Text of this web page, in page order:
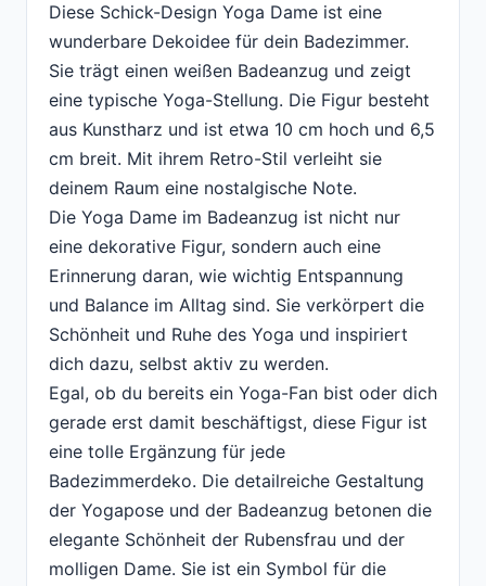
Diese Schick-Design Yoga Dame ist eine
wunderbare Dekoidee für dein Badezimmer.
Sie trägt einen weißen Badeanzug und zeigt
eine typische Yoga-Stellung. Die Figur besteht
aus Kunstharz und ist etwa 10 cm hoch und 6,5
cm breit. Mit ihrem Retro-Stil verleiht sie
deinem Raum eine nostalgische Note.
Die Yoga Dame im Badeanzug ist nicht nur
eine dekorative Figur, sondern auch eine
Erinnerung daran, wie wichtig Entspannung
und Balance im Alltag sind. Sie verkörpert die
Schönheit und Ruhe des Yoga und inspiriert
dich dazu, selbst aktiv zu werden.
Egal, ob du bereits ein Yoga-Fan bist oder dich
gerade erst damit beschäftigst, diese Figur ist
eine tolle Ergänzung für jede
Badezimmerdeko. Die detailreiche Gestaltung
der Yogapose und der Badeanzug betonen die
elegante Schönheit der Rubensfrau und der
molligen Dame. Sie ist ein Symbol für die